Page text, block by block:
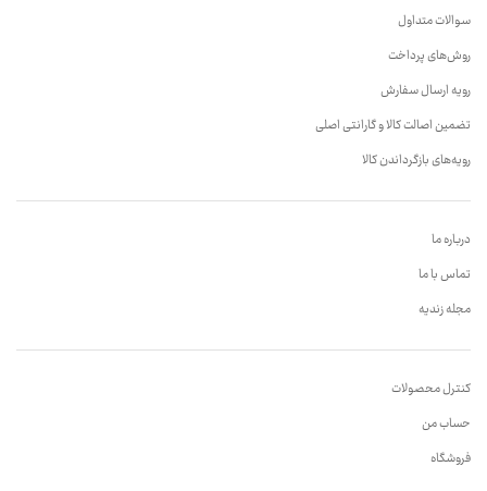
سوالات متداول
روش‌های پرداخت
رویه ارسال سفارش
تضمین اصالت کالا و گارانتی اصلی
رویه‌های بازگرداندن کالا
درباره ما
تماس با ما
مجله زندیه
کنترل محصولات
حساب من
فروشگاه